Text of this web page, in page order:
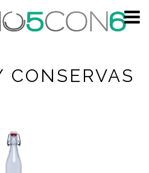
CONSERVAS